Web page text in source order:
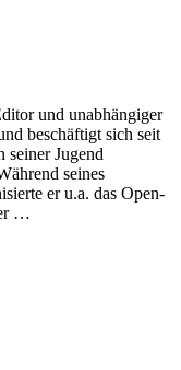
und unabhängiger
beschäftigt sich seit
seiner Jugend
seines
er u.a. das Open-
…